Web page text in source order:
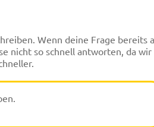
Wenn deine Frage bereits
nicht so schnell antworten, da wir